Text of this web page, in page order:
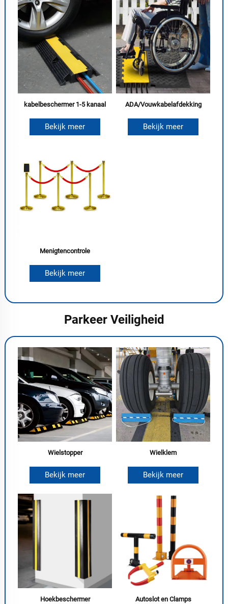
kabelbeschermer 1-5 kanaal
Bekijk meer
ADA/Vouwkabelafdekking
Bekijk meer
Menigtencontrole
Bekijk meer
Parkeer Veiligheid
Wielstopper
Bekijk meer
Wielklem
Bekijk meer
Hoekbeschermer Autoslot en Clamps